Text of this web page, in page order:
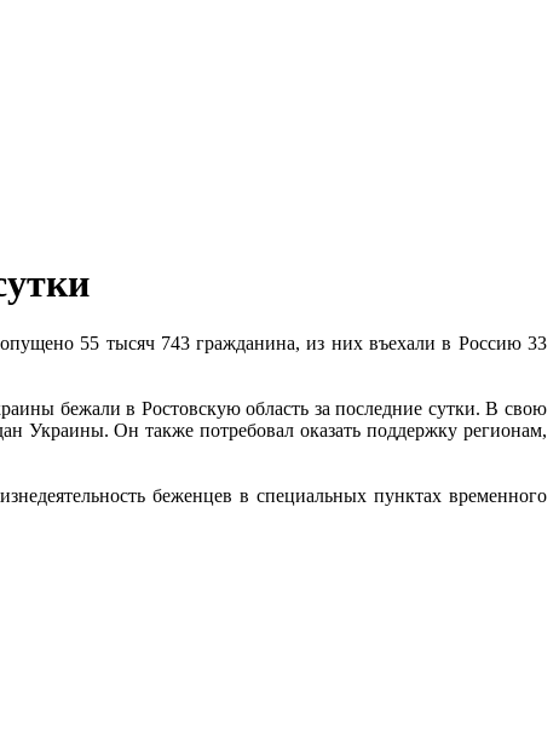
55 тысяч 743 гражданина, из них въехали в Россию 33
бежали в Ростовскую область за последние сутки. В свою
Украины. Он также потребовал оказать поддержку регионам,
беженцев в специальных пунктах временного